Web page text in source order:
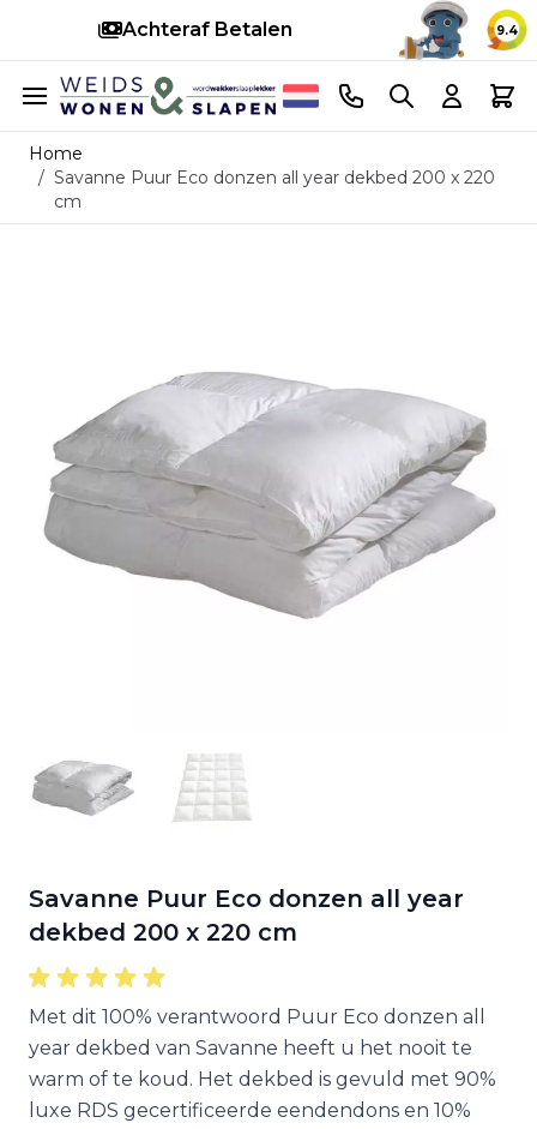
Snelle levering 14
9.4
Ga naar de inhoud
Telefoonnummer
Search Cart
Home
/ Savanne Puur Eco donzen all year dekbed 200 x 220
cm
Savanne Puur Eco donzen all year
dekbed 200 x 220 cm
Met dit 100% verantwoord Puur Eco donzen all
year dekbed van Savanne heeft u het nooit te
warm of te koud. Het dekbed is gevuld met 90%
luxe RDS gecertificeerde eendendons en 10%